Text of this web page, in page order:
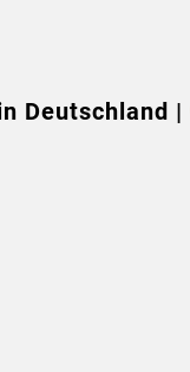
Deutschland |